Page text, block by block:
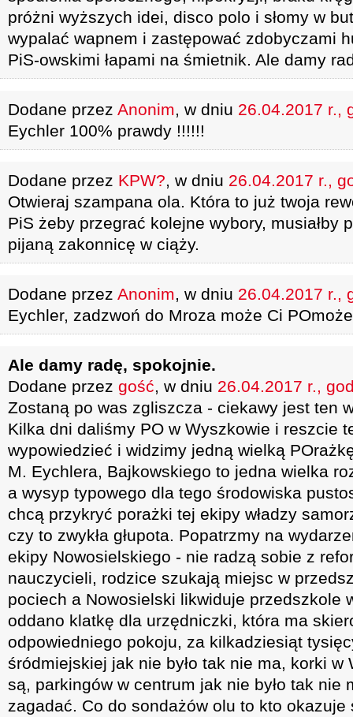
próżni wyższych idei, disco polo i słomy w
wypalać wapnem i zastępować zdobyczami
PiS-owskimi łapami na śmietnik. Ale damy
Dodane przez Anonim, w dniu 26.04.2017 r.,
Eychler 100% prawdy !!!!!!
Dodane przez KPW?, w dniu 26.04.2017 r.,
Otwieraj szampana ola. Która to już twoja
PiS żeby przegrać kolejne wybory, musiałby
pijaną zakonnicę w ciąży.
Dodane przez Anonim, w dniu 26.04.2017 r.,
Eychler, zadzwoń do Mroza może Ci
Ale damy radę, spokojnie.
Dodane przez gość, w dniu 26.04.2017 r.,
Zostaną po was zgliszcza - ciekawy jest ten
Kilka dni daliśmy PO w Wyszkowie i reszcie
wypowiedzieć i widzimy jedną wielką
M. Eychlera, Bajkowskiego to jedna wielka
a wysyp typowego dla tego środowiska
chcą przykryć porażki tej ekipy władzy
czy to zwykła głupota. Popatrzmy na
ekipy Nowosielskiego - nie radzą sobie z
nauczycieli, rodzice szukają miejsc w
pociech a Nowosielski likwiduje przedszkole
oddano klatkę dla urzędniczki, która ma
odpowiedniego pokoju, za kilkadziesiąt
śródmiejskiej jak nie było tak nie ma, korki w
są, parkingów w centrum jak nie było tak nie
zagadać. Co do sondażów olu to kto